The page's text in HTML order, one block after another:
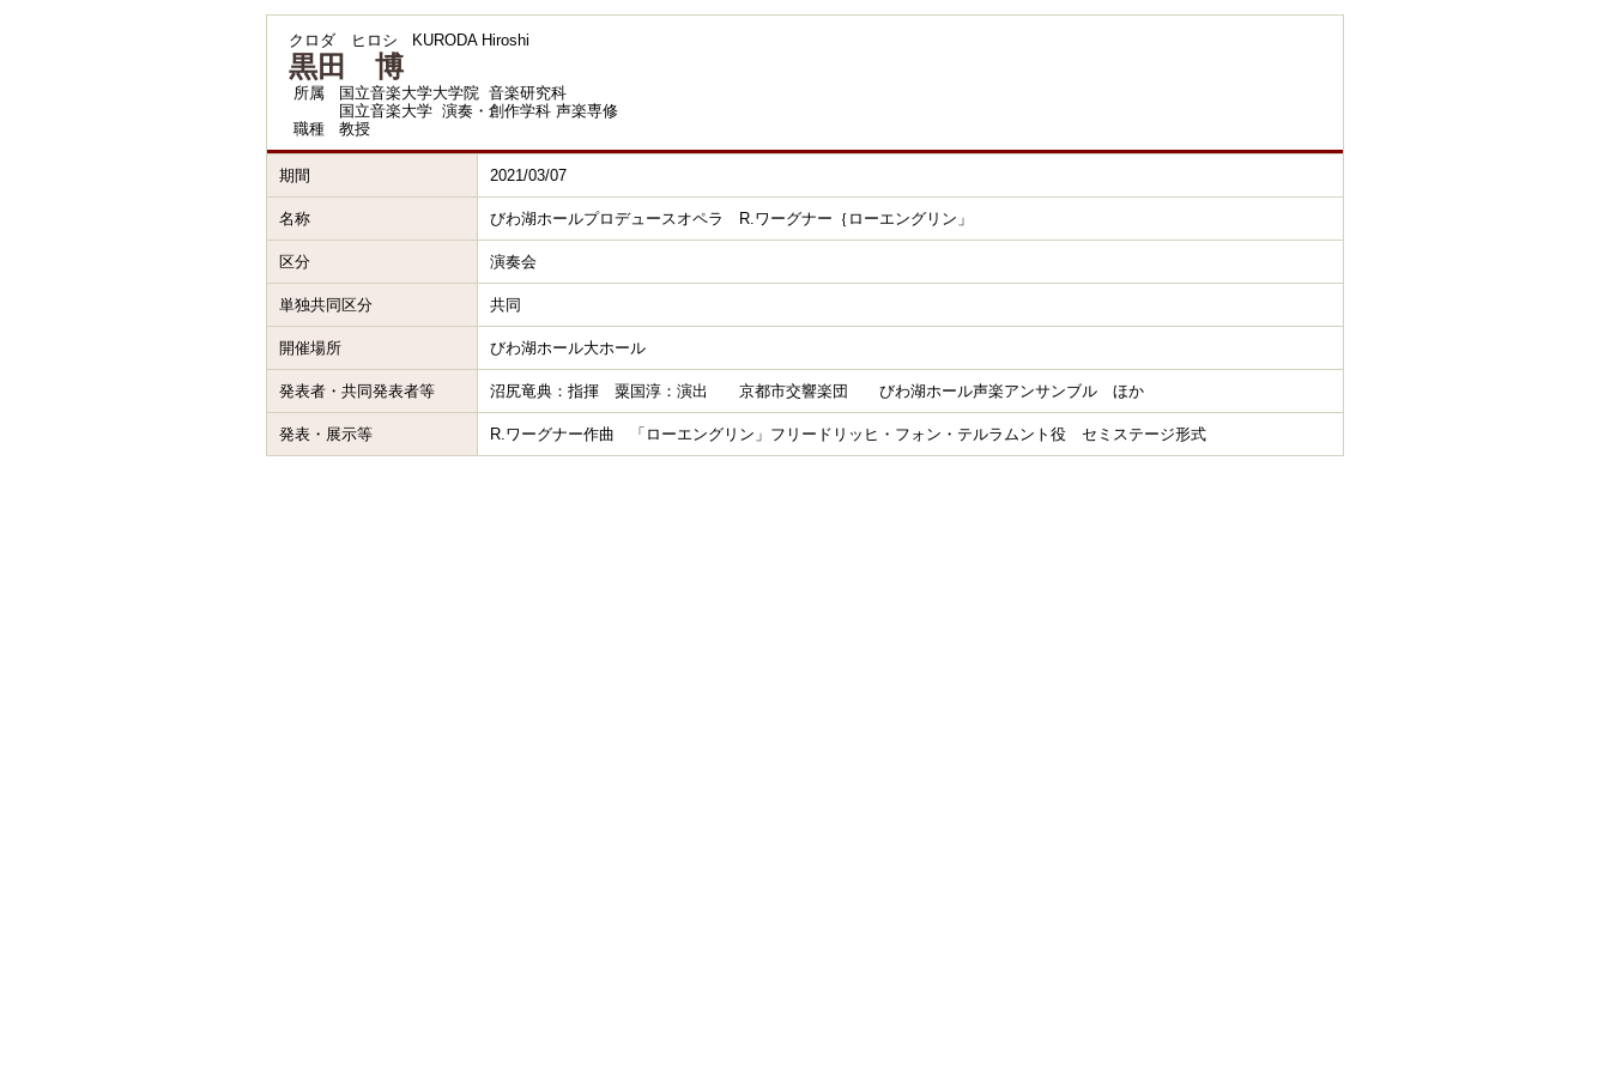
クロダ ヒロシ KURODA Hiroshi
黒田 博
所属
国立音楽大学大学院 音楽研究科
国立音楽大学 演奏・創作学科 声楽専修
職種
教授
期間 2021/03/07
名称 びわ湖ホールプロデュースオペラ R.ワーグナー｛ローエングリン」
区分 演奏会
単独共同区分 共同
開催場所 びわ湖ホール大ホール
発表者・共同発表者等 沼尻竜典：指揮 粟国淳：演出 京都市交響楽団 びわ湖ホール声楽アンサンブル ほか
発表・展示等 R.ワーグナー作曲 「ローエングリン」フリードリッヒ・フォン・テルラムント役 セミステージ形式